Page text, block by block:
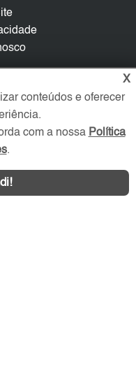
X
conteúdos e oferecer
com a nossa Política
.